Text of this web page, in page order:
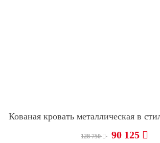
Кованая кровать металлическая в
128 750 90 125